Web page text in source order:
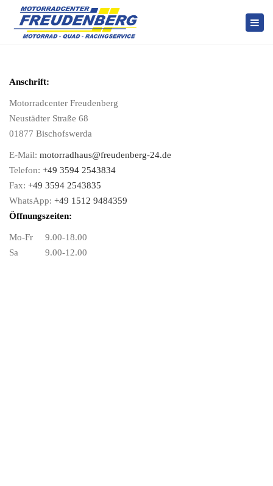
Anschrift:
Motorradcenter Freudenberg
Neustädter Straße 68
01877 Bischofswerda
E-Mail: motorradhaus@freudenberg-24.de
Telefon: +49 3594 2543834
Fax: +49 3594 2543835
WhatsApp: +49 1512 9484359
Öffnungszeiten:
Mo-Fr 9.00-18.00
Sa 9.00-12.00